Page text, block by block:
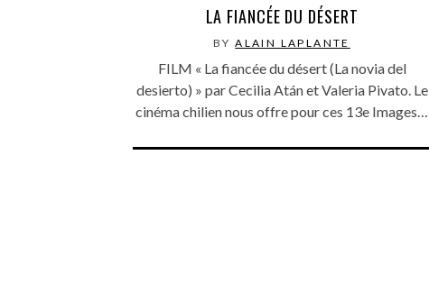
LA FIANCÉE DU DÉSERT
BYALAIN LAPLANTE
FILM « La fiancée du désert (La novia del
desierto) » par Cecilia Atán et Valeria Pivato. Le
cinéma chilien nous offre pour ces 13e Images…